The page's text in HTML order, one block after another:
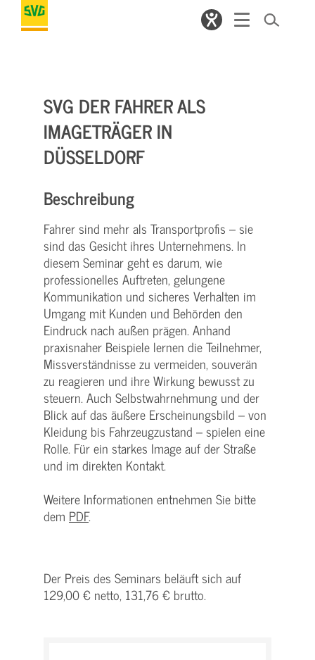
SVG DER FAHRER ALS
IMAGETRÄGER IN
DÜSSELDORF
Beschreibung
Fahrer sind mehr als Transportprofis – sie
sind das Gesicht ihres Unternehmens. In
diesem Seminar geht es darum, wie
professionelles Auftreten, gelungene
Kommunikation und sicheres Verhalten im
Umgang mit Kunden und Behörden den
Eindruck nach außen prägen. Anhand
praxisnaher Beispiele lernen die Teilnehmer,
Missverständnisse zu vermeiden, souverän
zu reagieren und ihre Wirkung bewusst zu
steuern. Auch Selbstwahrnehmung und der
Blick auf das äußere Erscheinungsbild – von
Kleidung bis Fahrzeugzustand – spielen eine
Rolle. Für ein starkes Image auf der Straße
und im direkten Kontakt.
Weitere Informationen entnehmen Sie bitte
dem PDF.
Der Preis des Seminars beläuft sich auf
129,00 € netto, 131,76 € brutto.